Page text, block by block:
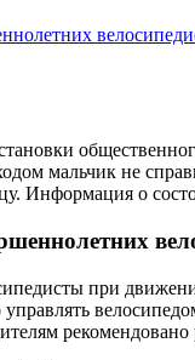
мальчик не
Информация о
при
управлять
рекомендовано